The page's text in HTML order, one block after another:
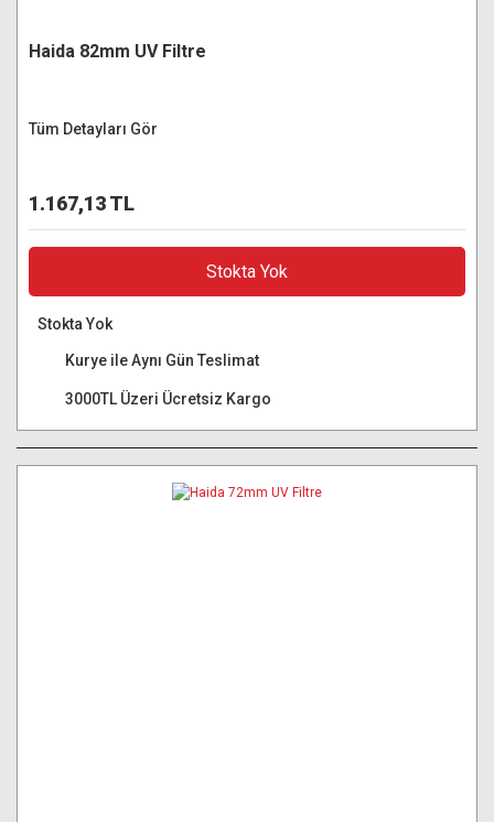
Haida 82mm UV Filtre
Tüm Detayları Gör
1.167,13 TL
Stokta Yok
Stokta Yok
Kurye ile Aynı Gün Teslimat
3000TL Üzeri Ücretsiz Kargo